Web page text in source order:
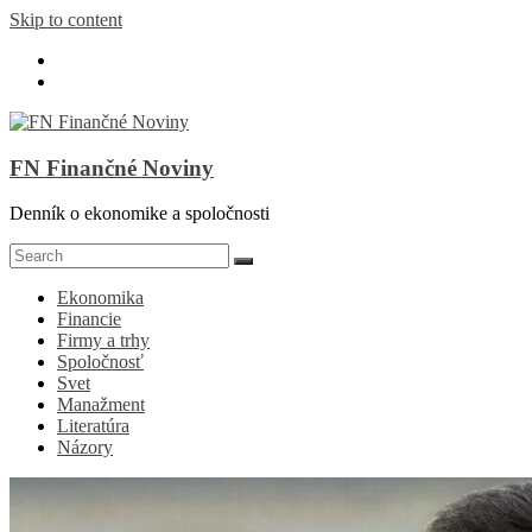
Skip to content
FN Finančné Noviny
Denník o ekonomike a spoločnosti
Ekonomika
Financie
Firmy a trhy
Spoločnosť
Svet
Manažment
Literatúra
Názory